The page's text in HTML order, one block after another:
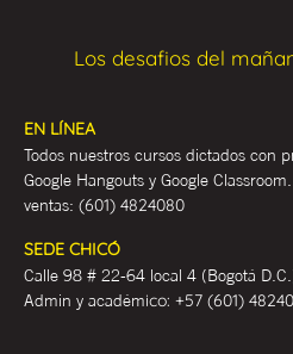
Los desafios del
EN LÍNEA
Todos nuestros cursos dictados con
Google Hangouts y Google Classroom.
ventas: (601) 4824080
SEDE CHICÓ
Calle 98 # 22-64 local 4 (Bogotá
Admin y académico: +57 (601)